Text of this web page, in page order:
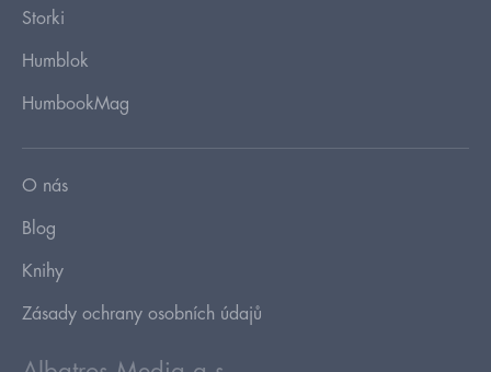
Storki
Humblok
HumbookMag
O nás
Blog
Knihy
Zásady ochrany osobních údajů